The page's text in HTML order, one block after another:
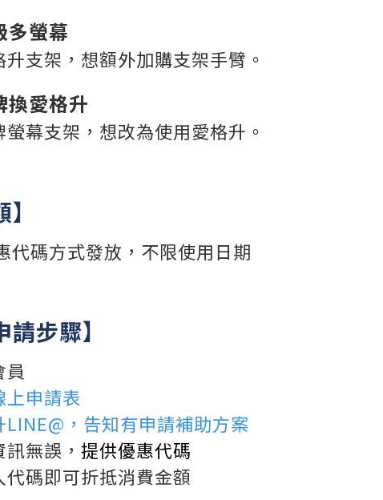
多螢幕
支架，想額外加購支架手臂。
換愛格升
幕支架，想改為使用愛格升。
代碼方式發放，不限使用日期
請步驟】
上申請表
，告知有申請補助方案
無誤， 提供優惠代碼
碼即可折抵消費金額